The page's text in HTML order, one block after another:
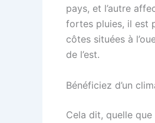
pays, et l’autre
fortes pluies, il est
côtes situées à
de l’est.
Bénéficiez d’un
Cela dit, quelle